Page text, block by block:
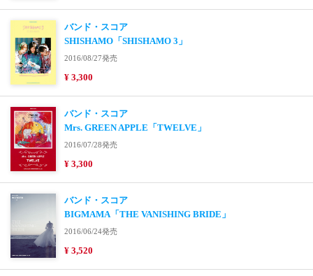
バンド・スコア
SHISHAMO「SHISHAMO 3」
2016/08/27発売
¥ 3,300
バンド・スコア
Mrs. GREEN APPLE「TWELVE」
2016/07/28発売
¥ 3,300
バンド・スコア
BIGMAMA「THE VANISHING BRIDE」
2016/06/24発売
¥ 3,520